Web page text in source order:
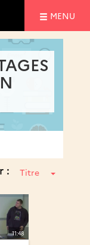
MENU
: Titre
11:48